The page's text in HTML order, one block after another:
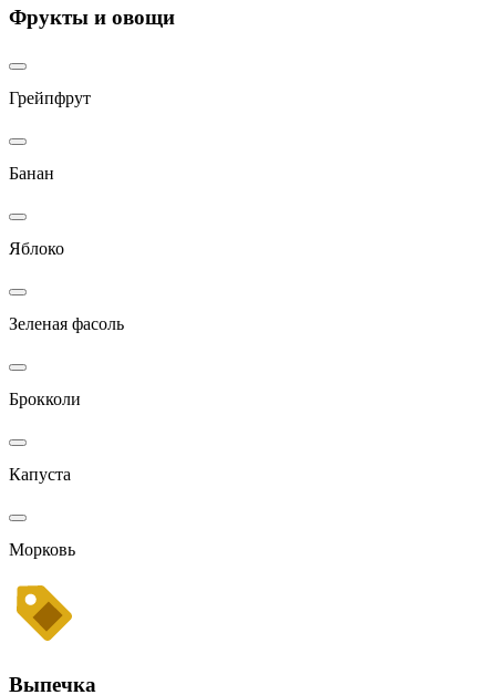
Фрукты и овощи
Грейпфрут
Банан
Яблоко
Зеленая фасоль
Брокколи
Капуста
Морковь
Выпечка